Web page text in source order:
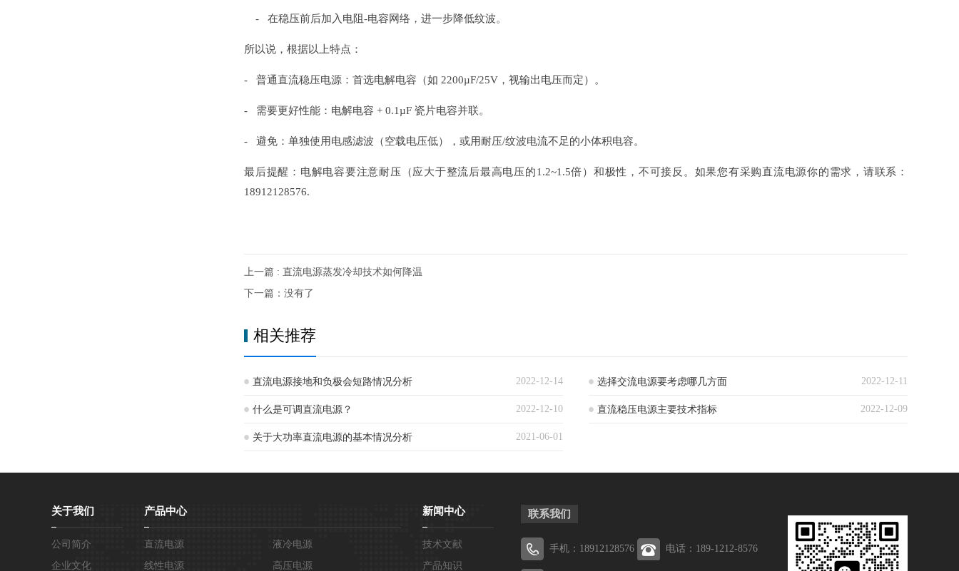
- 在稳压前后加入电阻-电容网络，进一步降低纹波。
所以说，根据以上特点：
- 普通直流稳压电源：首选电解电容（如 2200µF/25V，视输出电压而定）。
- 需要更好性能：电解电容 + 0.1µF 瓷片电容并联。
- 避免：单独使用电感滤波（空载电压低），或用耐压/纹波电流不足的小体积电容。
最后提醒：电解电容要注意耐压（应大于整流后最高电压的1.2~1.5倍）和极性，不可接反。如果您有采购直流电源你的需求，请联系：
18912128576.
上一篇 : 直流电源蒸发冷却技术如何降温
下一篇：没有了
相关推荐
2022-12-14
直流电源接地和负极会短路情况分析 2022-12-11
选择交流电源要考虑哪几方面
2022-12-10
什么是可调直流电源？ 2022-12-09
直流稳压电源主要技术指标
2021-06-01
关于大功率直流电源的基本情况分析
关于我们
公司简介
企业文化
产品中心
直流电源
液冷电源
线性电源
高压电源
新闻中心
技术文献
产品知识
联系我们
手机：18912128576 电话：189-1212-8576